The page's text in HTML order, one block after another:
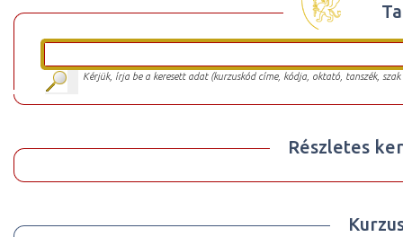
Kérjük, írja be a keresett adat (kurzuskód címe, kódja, oktató, tanszék,
Részletes